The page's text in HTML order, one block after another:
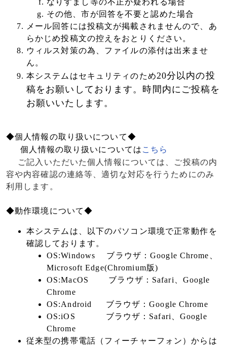
なりすまし等の不正が疑われる場合
その他、市が回答を不要と認めた場合
メール回答には投稿文が掲載されませんので、あ
らかじめ投稿文の控えをおとりください。
ウィルス対策の為、ファイルの添付は出来ませ
ん。
本システムはセキュリティのため20分以内の投
稿をお願いしております。時間内にご投稿を
お願いいたします。
◆個人情報の取り扱いについて◆
個人情報の取り扱いについては こちら
ご記入いただいた個人情報については、ご投稿の内
容や内容確認の連絡等、適切な対応を行うためにのみ
利用します。
◆動作環境について◆
本システムは、以下のパソコン環境で正常動作を
確認しております。
OS:Windows ブラウザ：Google Chrome、
Microsoft Edge(Chromium版)
OS:MacOS ブラウザ：Safari、Google
Chrome
OS:Android ブラウザ：Google Chrome
OS:iOS ブラウザ：Safari、Google
Chrome
従来型の携帯電話（フィーチャーフォン）からは